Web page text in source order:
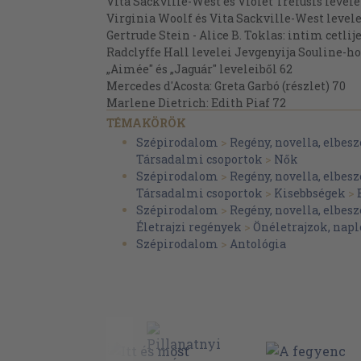
Virginia Woolf és Vita Sackville-West
Gertrude Stein - Alice B. Toklas: intim
Radclyffe Hall levelei Jevgenyija Souline-
„Aimée" és „Jaguár" leveleiből 62
Mercedes d'Acosta: Greta Garbó (részlet) 70
Marlene Dietrich: Edith Piaf 72
III. Leszbikusság és politikai identitás: A 20.
Joan Nestle: Az emlékezés akarata:
utam a Leszbikus Nőtörténeti Archívummal
Adrienne Rich: Ha mi holtak feltámadunk:
mint re-vízió 91
Audre Lordé: Zami (részlet) 106
Leslie Feinberg: Levél egy ötvenes évekbeli
- egy buccstól 114
Adina Abramowitz: Jesivában nőttem fel 123
Melissa Etheridge: Készen a szerelemre 155
Gillian Hanscombe: Kapaszkodj, ahogy tudsz
TÉMAKÖRÖK
Szépirodalom > Regény, novella,
Társadalmi csoportok > Nők
Szépirodalom > Regény, novella,
Társadalmi csoportok > Kisebbségek >
Szépirodalom > Regény, novella,
Életrajzi regények > Önéletrajzok,
Szépirodalom > Antológia